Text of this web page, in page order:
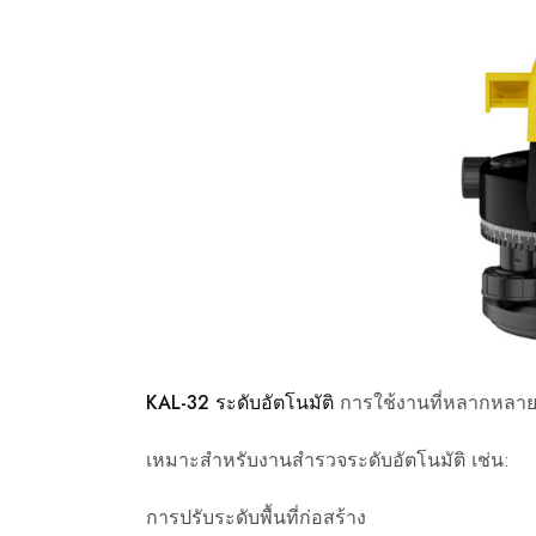
KAL-32 ระดับอัตโนมัติ การใช้งานที่หลากหลาย
เหมาะสำหรับงานสำรวจระดับอัตโนมัติ เช่น:
การปรับระดับพื้นที่ก่อสร้าง